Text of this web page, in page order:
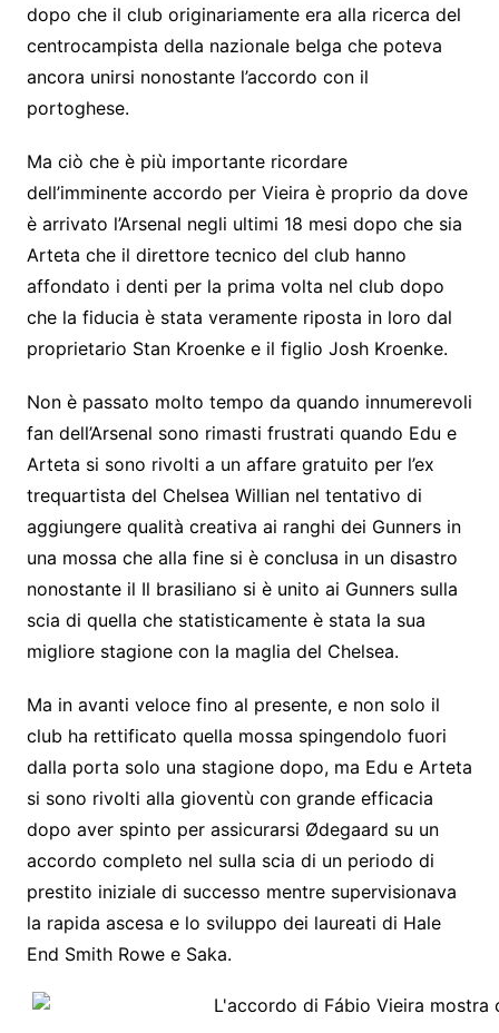
dopo che il club originariamente era alla ricerca del
centrocampista della nazionale belga che poteva
ancora unirsi nonostante l’accordo con il
portoghese.
Ma ciò che è più importante ricordare
dell’imminente accordo per Vieira è proprio da dove
è arrivato l’Arsenal negli ultimi 18 mesi dopo che sia
Arteta che il direttore tecnico del club hanno
affondato i denti per la prima volta nel club dopo
che la fiducia è stata veramente riposta in loro dal
proprietario Stan Kroenke e il figlio Josh Kroenke.
Non è passato molto tempo da quando innumerevoli
fan dell’Arsenal sono rimasti frustrati quando Edu e
Arteta si sono rivolti a un affare gratuito per l’ex
trequartista del Chelsea Willian nel tentativo di
aggiungere qualità creativa ai ranghi dei Gunners in
una mossa che alla fine si è conclusa in un disastro
nonostante il Il brasiliano si è unito ai Gunners sulla
scia di quella che statisticamente è stata la sua
migliore stagione con la maglia del Chelsea.
Ma in avanti veloce fino al presente, e non solo il
club ha rettificato quella mossa spingendolo fuori
dalla porta solo una stagione dopo, ma Edu e Arteta
si sono rivolti alla gioventù con grande efficacia
dopo aver spinto per assicurarsi Ødegaard su un
accordo completo nel sulla scia di un periodo di
prestito iniziale di successo mentre supervisionava
la rapida ascesa e lo sviluppo dei laureati di Hale
End Smith Rowe e Saka.